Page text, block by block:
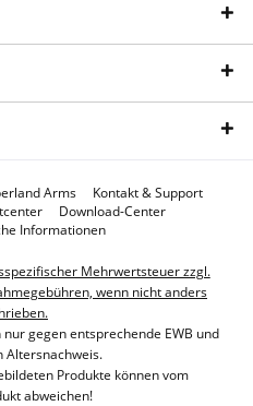
Arms
Kontakt & Support
Download-Center
Informationen
Mehrwertsteuer zzgl.
wenn nicht anders
gegen entsprechende EWB und
Altersnachweis.
Produkte können vom
abweichen!